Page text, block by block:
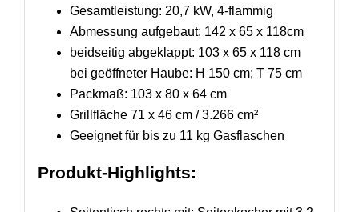
Gesamtleistung: 20,7 kW, 4-flammig
Abmessung aufgebaut: 142 x 65 x 118cm
beidseitig abgeklappt: 103 x 65 x 118 cm
bei geöffneter Haube: H 150 cm; T 75 cm
Packmaß: 103 x 80 x 64 cm
Grillfläche 71 x 46 cm / 3.266 cm²
Geeignet für bis zu 11 kg Gasflaschen
Produkt-Highlights: